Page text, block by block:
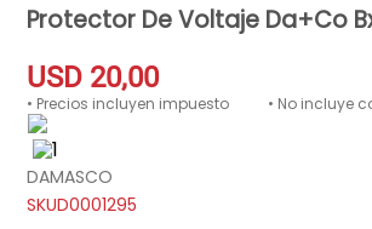
Protector De Voltaje Da+Co
USD 20,00
• Precios incluyen impuesto • No incluye
DAMASCO
D0001295
2. nevera
4. lavadora
5
6. televisor